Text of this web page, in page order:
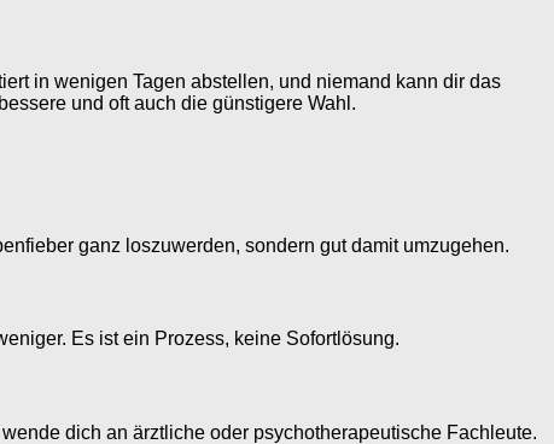
in wenigen Tagen abstellen, und niemand kann dir das
und oft auch die günstigere Wahl.
ganz loszuwerden, sondern gut damit umzugehen.
Es ist ein Prozess, keine Sofortlösung.
dich an ärztliche oder psychotherapeutische Fachleute.